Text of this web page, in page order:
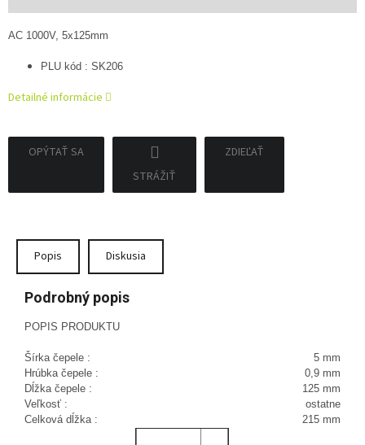
AC 1000V, 5x125mm
PLU kód : SK206
Detailné informácie
OPÝTAŤ SA
STRÁŽIŤ
ZDIEĽAŤ
Popis Diskusia
Podrobný popis
POPIS PRODUKTU
Šírka čepele :
5 mm
Hrúbka čepele :
0,9 mm
Dĺžka čepele :
125 mm
Veľkosť :
ostatne
Celková dĺžka :
215 mm